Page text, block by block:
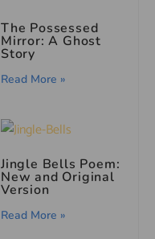
The Possessed
Mirror: A Ghost
Story
Read More »
Jingle Bells Poem:
New and Original
Version
Read More »